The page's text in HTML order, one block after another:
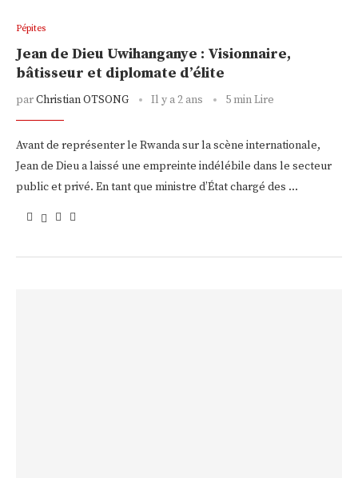
Pépites
Jean de Dieu Uwihanganye : Visionnaire,
bâtisseur et diplomate d’élite
parChristian OTSONG Il y a 2 ans 5 min Lire
Avant de représenter le Rwanda sur la scène internationale,
Jean de Dieu a laissé une empreinte indélébile dans le secteur
public et privé. En tant que ministre d’État chargé des …